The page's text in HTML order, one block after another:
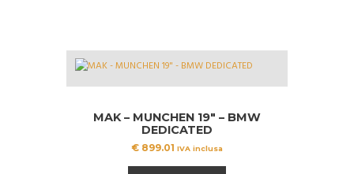
MAK – MUNCHEN 19″ – BMW
DEDICATED
€ 899.01 IVA inclusa